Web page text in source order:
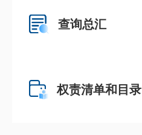
查询总汇
权责清单和目录